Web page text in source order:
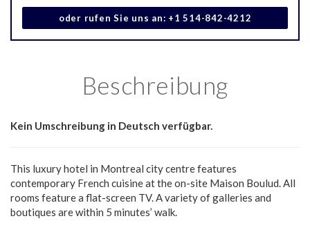
oder rufen Sie uns an: +1 514-842-4212
Beschreibung
Kein Umschreibung in Deutsch verfügbar.
This luxury hotel in Montreal city centre features
contemporary French cuisine at the on-site Maison Boulud. All
rooms feature a flat-screen TV. A variety of galleries and
boutiques are within 5 minutes’ walk.